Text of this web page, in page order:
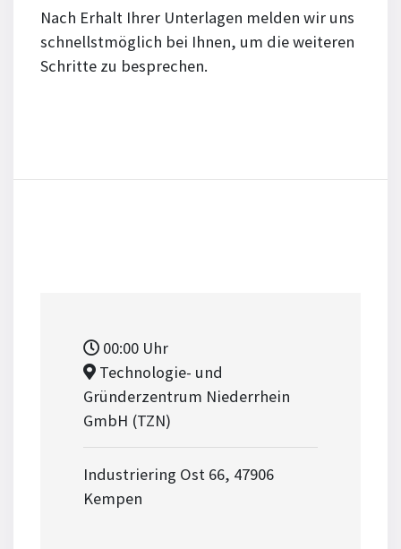
Nach Erhalt Ihrer Unterlagen melden wir uns
schnellstmöglich bei Ihnen, um die weiteren
Schritte zu besprechen.
00:00 Uhr
Technologie- und
Gründerzentrum Niederrhein
GmbH (TZN)
Industriering Ost 66, 47906
Kempen